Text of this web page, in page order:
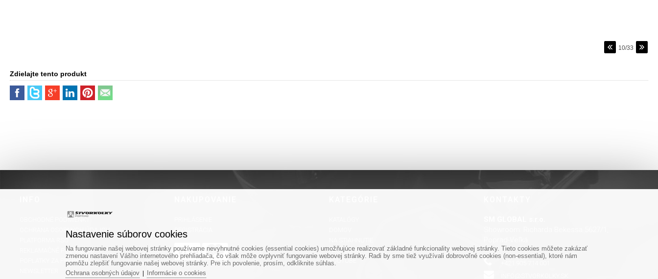
10/33
Zdielajte tento produkt
OBCHODNÉ PODMIENKY
OCHRANA OSOBNÝCH ÚDAJOV
REKLAMAČNÉ PODMIENKY
POPLATKY ZA PREPRAVU
REGISTRÁCIA
FACEBOOK
YOUTUBE
Nastavenie súborov cookies
Na fungovanie našej webovej stránky používame nevyhnutné cookies (essential cookies) umožňujúce realizovať základné funkcionality webovej stránky. Tieto cookies môžete zakázať
zmenou nastavení Vášho internetového prehliadača, čo však môže ovplyvniť fungovanie webovej stránky. Radi by sme tiež využívali dobrovoľné cookies (non-essential), ktoré nám
pomôžu zlepšiť fungovanie našej webovej stránky. Pre ich povolenie, prosím, odkliknite súhlas.
Ochrana osobných údajov
Informácie o cookies